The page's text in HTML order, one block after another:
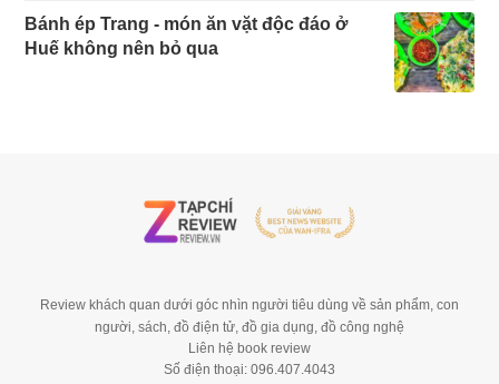
Bánh ép Trang - món ăn vặt độc đáo ở
Huế không nên bỏ qua
Review khách quan dưới góc nhìn người tiêu dùng về sản phẩm, con
người, sách, đồ điện tử, đồ gia dụng, đồ công nghệ
Liên hệ book review
Số điện thoại: 096.407.4043